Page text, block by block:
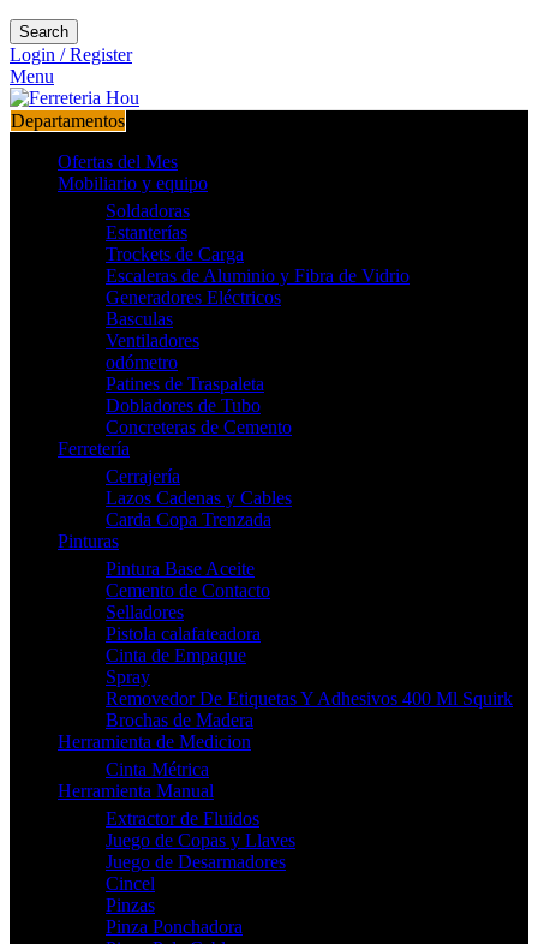
Search
Login / Register
Menu
Departamentos
Ofertas del Mes
Mobiliario y equipo
Soldadoras
Estanterías
Trockets de Carga
Escaleras de Aluminio y Fibra de Vidrio
Generadores Eléctricos
Basculas
Ventiladores
odómetro
Patines de Traspaleta
Dobladores de Tubo
Concreteras de Cemento
Ferretería
Cerrajería
Lazos Cadenas y Cables
Carda Copa Trenzada
Pinturas
Pintura Base Aceite
Cemento de Contacto
Selladores
Pistola calafateadora
Cinta de Empaque
Spray
Removedor De Etiquetas Y Adhesivos 400 Ml Squirk
Brochas de Madera
Herramienta de Medicion
Cinta Métrica
Herramienta Manual
Extractor de Fluidos
Juego de Copas y Llaves
Juego de Desarmadores
Cincel
Pinzas
Pinza Ponchadora